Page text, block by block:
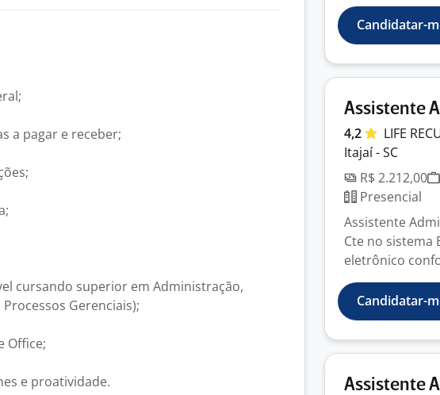
a pagar e receber;
cursando superior em Administração,
Gerenciais);
Office;
e proatividade.
Candidatar-
Assistente
4,2 LIFE
Itajaí - SC
R$ 2.212,00
Presencial
Assistente
Cte no sistema
eletrônico
Candidatar-
Assistente